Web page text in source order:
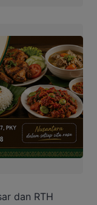
dan RTH